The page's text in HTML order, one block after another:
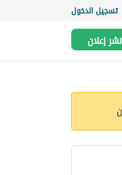
تسجيل الدخول
إعلان